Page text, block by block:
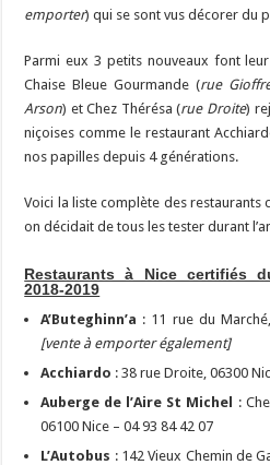
emporter) qui se sont vus décorer du
Parmi eux 3 petits nouveaux font
Chaise Bleue Gourmande (rue
Arson) et Chez Thérésa (rue Droite)
niçoises comme le restaurant
nos papilles depuis 4 générations.
Voici la liste complète des
on décidait de tous les tester durant
Restaurants à Nice certifiés
2018-2019
A’Buteghinn’a : 11 rue du
[vente à emporter également]
Acchiardo : 38 rue Droite, 06300
Auberge de l’Aire St Michel
:
06100 Nice – 04 93 84 42 07
L’Autobus : 142 Vieux Chemin de